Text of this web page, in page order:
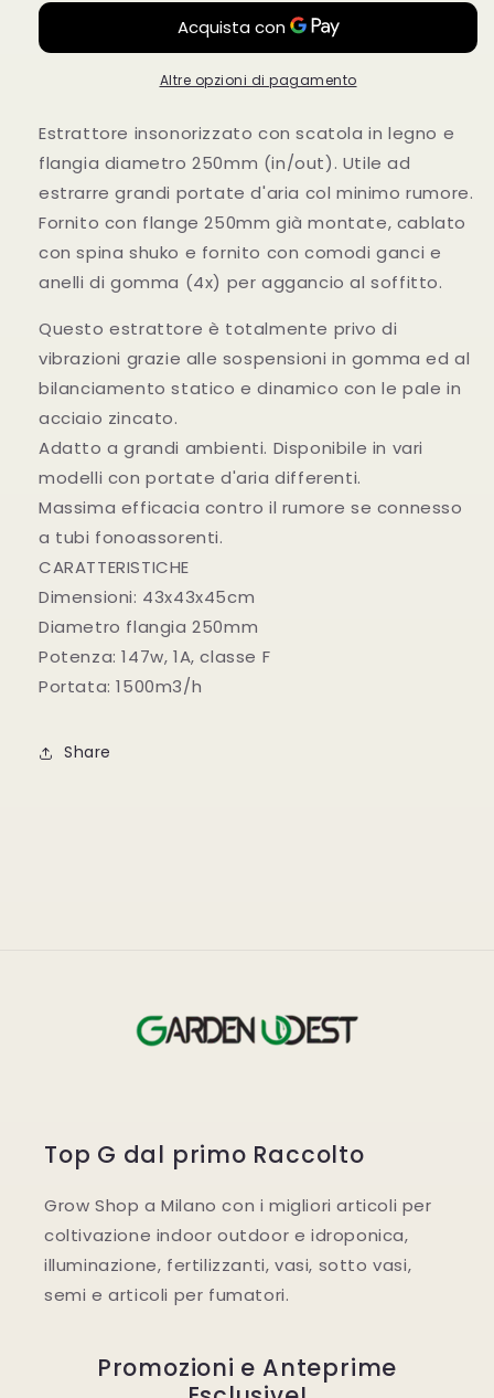
m3/h
1500
m3/h
Altre opzioni di pagamento
Estrattore insonorizzato con scatola in legno e
flangia diametro 250mm (in/out). Utile ad
estrarre grandi portate d'aria col minimo rumore.
Fornito con flange 250mm già montate, cablato
con spina shuko e fornito con comodi ganci e
anelli di gomma (4x) per aggancio al soffitto.
Questo estrattore è totalmente privo di
vibrazioni grazie alle sospensioni in gomma ed al
bilanciamento statico e dinamico con le pale in
acciaio zincato.
Adatto a grandi ambienti. Disponibile in vari
modelli con portate d'aria differenti.
Massima efficacia contro il rumore se connesso
a tubi fonoassorenti.
CARATTERISTICHE
Dimensioni: 43x43x45cm
Diametro flangia 250mm
Potenza: 147w, 1A, classe F
Portata: 1500m3/h
Share
Top G dal primo Raccolto
Grow Shop a Milano con i migliori articoli per
coltivazione indoor outdoor e idroponica,
illuminazione, fertilizzanti, vasi, sotto vasi,
semi e articoli per fumatori.
Promozioni e Anteprime